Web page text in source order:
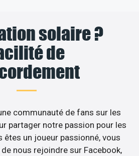
solaire ?
de
communauté de fans sur les
partager notre passion pour les
êtes un joueur passionné, vous
nous rejoindre sur Facebook,